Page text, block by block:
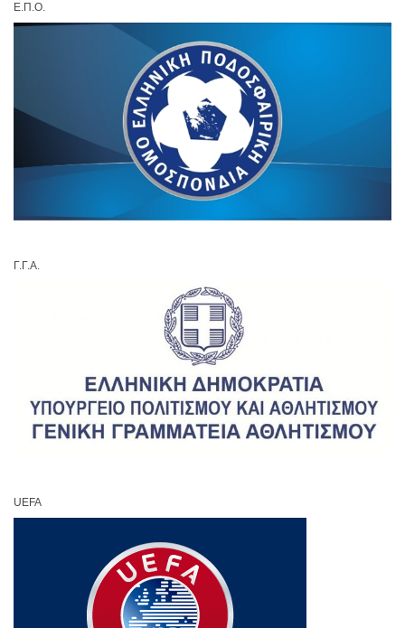
Ε.Π.Ο.
Γ.Γ.Α.
UEFA